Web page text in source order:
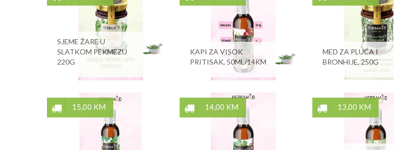
SJEME ŽARE U
SLATKOM PEKMEZU
220G
KAPI ZA VISOK
PRITISAK, 50ML/14KM
MED ZA PLUĆA I
BRONHIJE, 250G
15,00 KM 14,00 KM 13,00 KM